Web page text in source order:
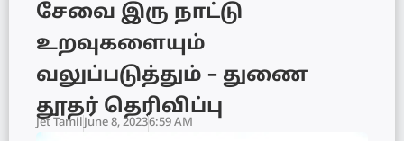
சேவை இரு நாட்டு
உறவுகளையும்
வலுப்படுத்தும் – துணை
தூதர் தெரிவிப்பு
Jet Tamil June 8, 20236:59 AM